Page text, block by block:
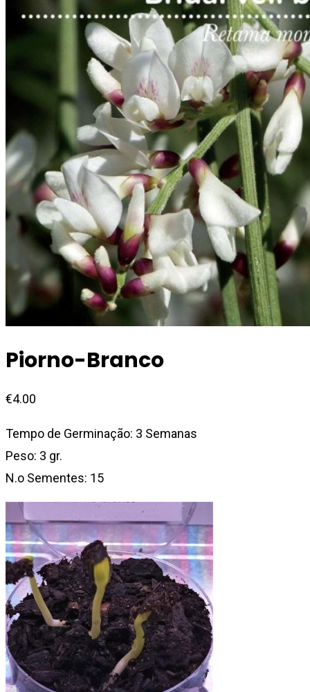
Piorno-Branco
€4.00
Tempo de Germinação: 3 Semanas
Peso: 3 gr.
N.o Sementes: 15